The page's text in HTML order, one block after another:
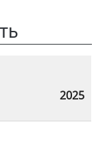
2025